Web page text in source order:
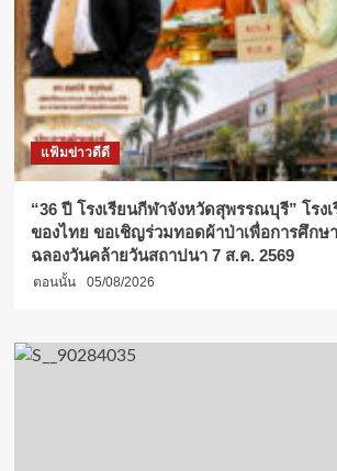
แฟ้มข่าวดีดี
“36 ปี โรงเรียนกีฬาจังหวัดสุพรรณบุรี” โรง
ของไทย ขอเชิญร่วมทอดผ้าป่าเพื่อการศึกษ
ฉลองวันคล้ายวันสถาปนา 7 ส.ค. 2569
ตอนนั้น 05/08/2026